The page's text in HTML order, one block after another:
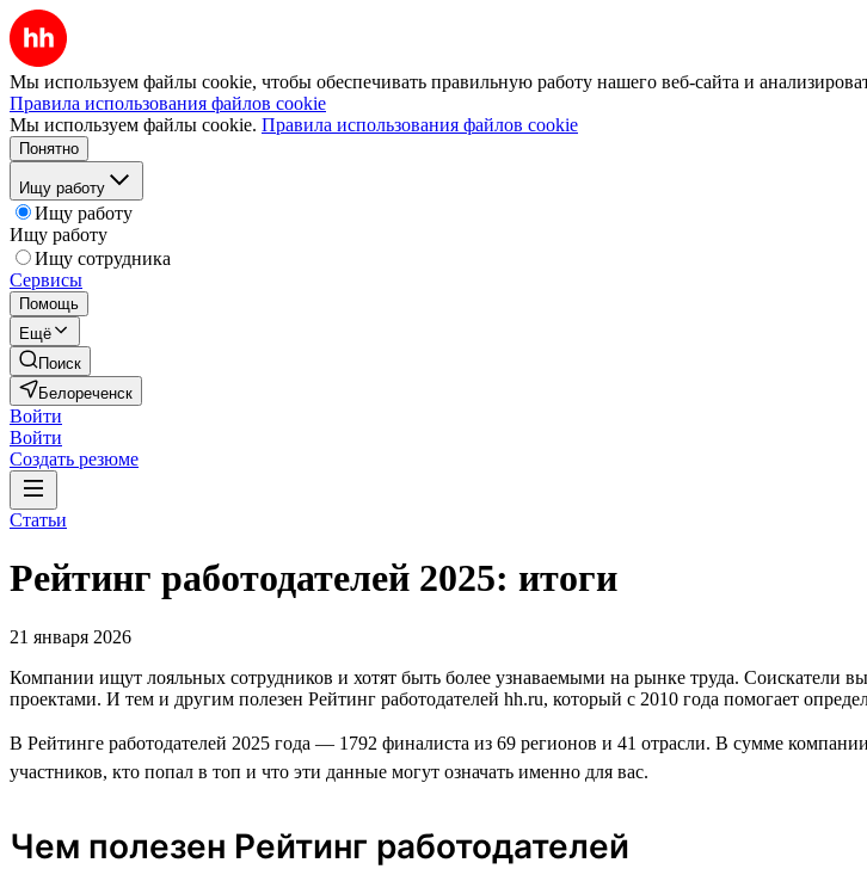
Мы используем файлы cookie, чтобы обеспечивать правильную работу нашего веб-сайта и
Правила использования файлов cookie
Мы используем файлы cookie. Правила использования файлов cookie
Понятно
Ищу работу
Ищу работу
Ищу работу
Ищу сотрудника
Сервисы
Помощь
Ещё
Поиск
Белореченск
Войти
Войти
Создать резюме
Статьи
Рейтинг работодателей 2025: итоги
21 января 2026
Компании ищут лояльных сотрудников и хотят быть более узнаваемыми на рынке труда. Соискатели
проектами. И тем и другим полезен Рейтинг работодателей hh.ru, который с 2010 года помогает
В Рейтинге работодателей 2025 года — 1792 финалиста из 69 регионов и 41 отрасли. В сумме
участников, кто попал в топ и что эти данные могут означать именно для вас.
Чем полезен Рейтинг работодателей